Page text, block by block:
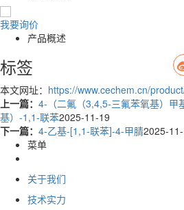
我要询价
产品概述
标签
本文网址： https://www.cechem.cn/
上一篇： 4-（二氟（3,4,5-三氟苯氧基）
基）-1,1-联苯2025-11-19
下一篇： 4-乙基-[1,1-联苯]-4-甲腈2025-
菜单
关于我们
技术实力